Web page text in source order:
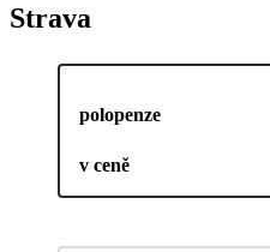
Strava
polopenze
v ceně